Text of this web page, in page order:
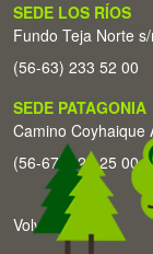
SEDE LOS RÍOS
Fundo Teja Norte
(56-63) 233 52 00
SEDE PATAGONIA
Camino Coyhaique
(56-67) 226 25 00
Volver arriba